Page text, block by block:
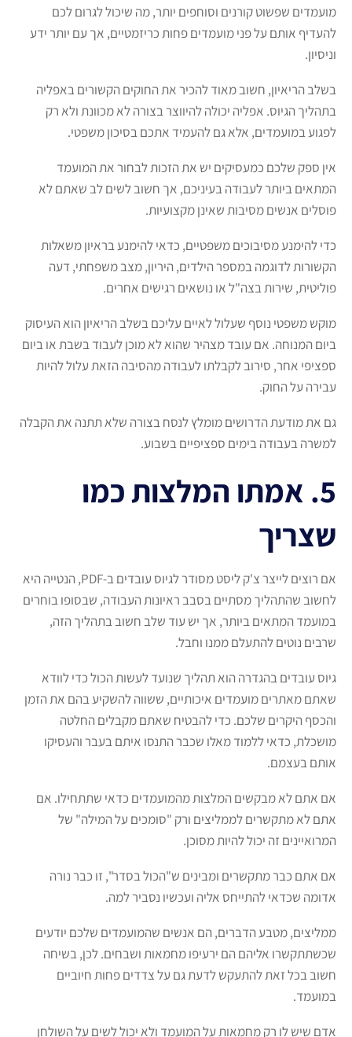
מועמדים שפשוט קורנים וסוחפים יותר, מה שיכול לגרום לכם
להעדיף אותם על פני מועמדים פחות כריזמטיים, אך עם יותר ידע
וניסיון.
בשלב הריאיון, חשוב מאוד להכיר את החוקים הקשורים באפליה
בתהליך הגיוס. אפליה יכולה להיווצר בצורה לא מכוונת ולא רק
לפגוע במועמדים, אלא גם להעמיד אתכם בסיכון משפטי.
אין ספק שלכם כמעסיקים יש את הזכות לבחור את המועמד
המתאים ביותר לעבודה בעיניכם, אך חשוב לשים לב שאתם לא
פוסלים אנשים מסיבות שאינן מקצועיות.
כדי להימנע מסיבוכים משפטיים, כדאי להימנע בראיון משאלות
הקשורות לדוגמה במספר הילדים, היריון, מצב משפחתי, דעה
פוליטית, שירות בצה"ל או נושאים רגישים אחרים.
מוקש משפטי נוסף שעלול לאיים עליכם בשלב הריאיון הוא העיסוק
ביום המנוחה. אם עובד מצהיר שהוא לא מוכן לעבוד בשבת או ביום
ספציפי אחר, סירוב לקבלתו לעבודה מהסיבה הזאת עלול להיות
עבירה על החוק.
גם את מודעת הדרושים מומלץ לנסח בצורה שלא תתנה את הקבלה
למשרה בעבודה בימים ספציפיים בשבוע.
5. אמתו המלצות כמו
שצריך
אם רוצים לייצר צ'ק ליסט מסודר לגיוס עובדים ב-PDF, הנטייה היא
לחשוב שהתהליך מסתיים בסבב ראיונות העבודה, שבסופו בוחרים
במועמד המתאים ביותר, אך יש עוד שלב חשוב בתהליך הזה,
שרבים נוטים להתעלם ממנו וחבל.
גיוס עובדים בהגדרה הוא תהליך שנועד לעשות הכול כדי לוודא
שאתם מאתרים מועמדים איכותיים, ששווה להשקיע בהם את הזמן
והכסף היקרים שלכם. כדי להבטיח שאתם מקבלים החלטה
מושכלת, כדאי ללמוד מאלו שכבר התנסו איתם בעבר והעסיקו
אותם בעצמם.
אם אתם לא מבקשים המלצות מהמועמדים כדאי שתתחילו. אם
אתם לא מתקשרים לממליצים ורק "סומכים על המילה" של
המרואיינים זה יכול להיות מסוכן.
אם אתם כבר מתקשרים ומבינים ש"הכול בסדר", זו כבר נורה
אדומה שכדאי להתייחס אליה ועכשיו נסביר למה.
ממליצים, מטבע הדברים, הם אנשים שהמועמדים שלכם יודעים
שכשתתקשרו אליהם הם ירעיפו מחמאות ושבחים. לכן, בשיחה
חשוב בכל זאת להתעקש לדעת גם על צדדים פחות חיוביים
במועמד.
אדם שיש לו רק מחמאות על המועמד ולא יכול לשים על השולחן